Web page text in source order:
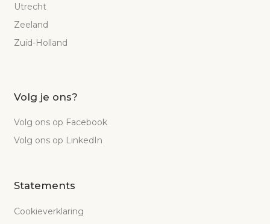
Utrecht
Zeeland
Zuid-Holland
Volg je ons?
Volg ons op Facebook
Volg ons op LinkedIn
Statements
Cookieverklaring